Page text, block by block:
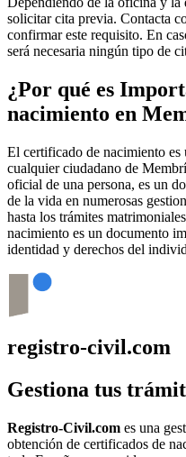
solicitar cita previa. Contacta
confirmar este requisito. En
será necesaria ningún tipo de
¿Por qué es
nacimiento en
El certificado de nacimiento es
cualquier ciudadano de
oficial de una persona, es un
de la vida en numerosas
hasta los trámites
nacimiento es un documento
identidad y derechos del
registro-civil.com
Gestiona tus
Registro-Civil.com es una
obtención de certificados de